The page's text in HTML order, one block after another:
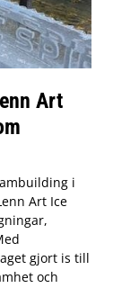
Art
i
Art Ice
gjort is till
och